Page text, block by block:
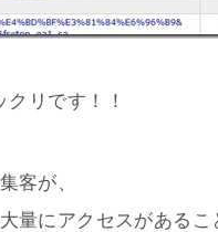
リです！！
客が、
量にアクセスがあるこ